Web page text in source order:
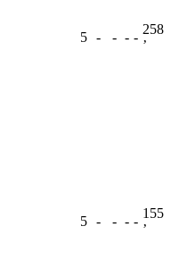
5 - - - -
258
ʼ
5 - - - -
155
ʼ